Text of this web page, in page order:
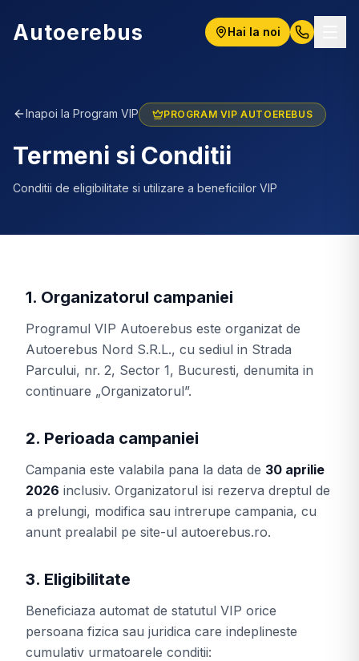
Autoerebus Hai la noi
Inapoi la Program VIP PROGRAM VIP AUTOEREBUS
Termeni si Conditii
Conditii de eligibilitate si utilizare a beneficiilor VIP
1. Organizatorul campaniei
Programul VIP Autoerebus este organizat de
Autoerebus Nord S.R.L., cu sediul in Strada
Parcului, nr. 2, Sector 1, Bucuresti, denumita in
continuare „Organizatorul”.
2. Perioada campaniei
Campania este valabila pana la data de 30 aprilie
2026 inclusiv. Organizatorul isi rezerva dreptul de
a prelungi, modifica sau intrerupe campania, cu
anunt prealabil pe site-ul autoerebus.ro.
3. Eligibilitate
Beneficiaza automat de statutul VIP orice
persoana fizica sau juridica care indeplineste
cumulativ urmatoarele conditii: